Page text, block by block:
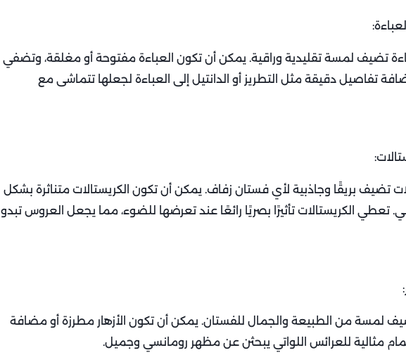
تضيف لمسة تقليدية وراقية. يمكن أن تكون العباءة مفتوحة أو مغلقة، وتضفي
تفاصيل دقيقة مثل التطريز أو الدانتيل إلى العباءة لجعلها تتماشى مع
تضيف بريقًا وجاذبية لأي فستان زفاف. يمكن أن تكون الكريستالات متناثرة بشكل
الكريستالات تأثيرًا بصريًا رائعًا عند تعرضها للضوء، مما يجعل العروس تبدو
تضيف لمسة من الطبيعة والجمال للفستان. يمكن أن تكون الأزهار مطرزة أو مضافة
مثالية للعرائس اللواتي يبحثن عن مظهر رومانسي وجميل.